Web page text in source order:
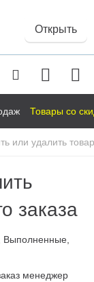
Открыть
Товары со
или удалить
заказа
Выполненные,
менеджер